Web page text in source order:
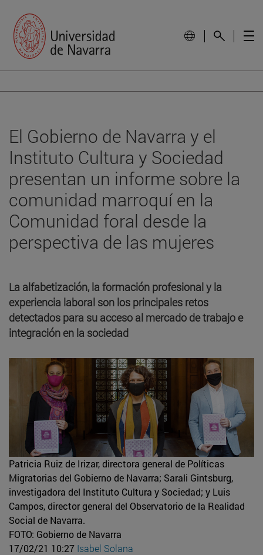
El Gobierno de Navarra y el
Instituto Cultura y Sociedad
presentan un informe sobre la
comunidad marroquí en la
Comunidad foral desde la
perspectiva de las mujeres
La alfabetización, la formación profesional y la
experiencia laboral son los principales retos
detectados para su acceso al mercado de trabajo e
integración en la sociedad
Patricia Ruiz de Irizar, directora general de Políticas
Migratorias del Gobierno de Navarra; Sarali Gintsburg,
investigadora del Instituto Cultura y Sociedad; y Luis
Campos, director general del Observatorio de la Realidad
Social de Navarra.
FOTO: Gobierno de Navarra
17/02/21 10:27 Isabel Solana